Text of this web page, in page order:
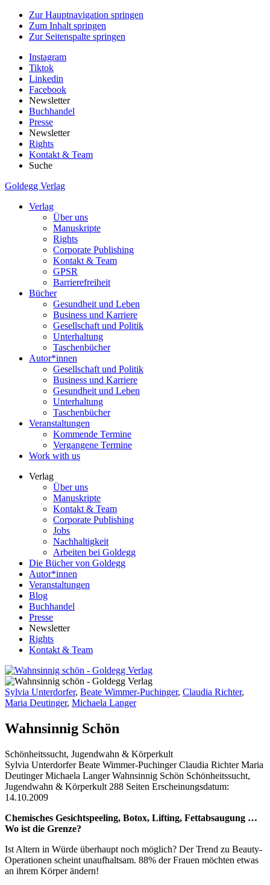
Zur Hauptnavigation springen
Zum Inhalt springen
Zur Seitenspalte springen
Instagram
Tiktok
Linkedin
Facebook
Newsletter
Buchhandel
Presse
Newsletter
Rights
Kontakt & Team
Suche
Goldegg Verlag
Verlag
Über uns
Manuskripte
Rights
Corporate Publishing
Kontakt & Team
GPSR
Barrierefreiheit
Bücher
Gesundheit und Leben
Business und Karriere
Gesellschaft und Politik
Unterhaltung
Taschenbücher
Autor*innen
Gesellschaft und Politik
Business und Karriere
Gesundheit und Leben
Unterhaltung
Taschenbücher
Veranstaltungen
Kommende Termine
Vergangene Termine
Work with us
Verlag
Über uns
Manuskripte
Kontakt & Team
Corporate Publishing
Jobs
Nachhaltigkeit
Arbeiten bei Goldegg
Die Bücher von Goldegg
Autor*innen
Veranstaltungen
Blog
Buchhandel
Presse
Newsletter
Rights
Kontakt & Team
Sylvia Unterdorfer, Beate Wimmer-Puchinger, Claudia Richter,
Maria Deutinger, Michaela Langer
Wahnsinnig Schön
Schönheitssucht, Jugendwahn & Körperkult
Buchdetails
Sylvia Unterdorfer Beate Wimmer-Puchinger Claudia Richter Maria
Deutinger Michaela Langer Wahnsinnig Schön Schönheitssucht,
Jugendwahn & Körperkult 288 Seiten Erscheinungsdatum:
14.10.2009
Beschreibung
Chemisches Gesichtspeeling, Botox, Lifting, Fettabsaugung …
Wo ist die Grenze?
Ist Altern in Würde überhaupt noch möglich? Der Trend zu Beauty-
Operationen scheint unaufhaltsam. 88% der Frauen möchten etwas
an ihrem Körper ändern!